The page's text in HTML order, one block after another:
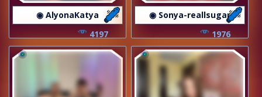
◉ AlyonaKatya
4197
◉ Sonya-reallsugar
1976